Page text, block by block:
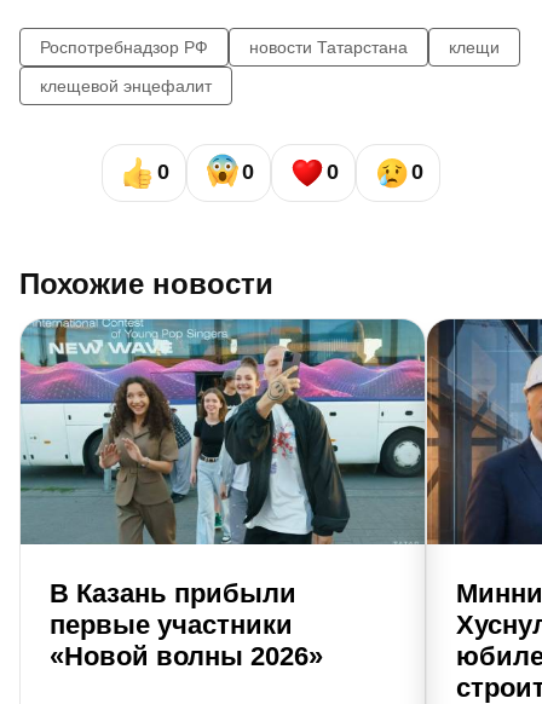
Роспотребнадзор РФ новости Татарстана
клещи
клещевой энцефалит
0 0 0 0
Похожие новости
В Казань прибыли
первые участники
«Новой волны 2026»